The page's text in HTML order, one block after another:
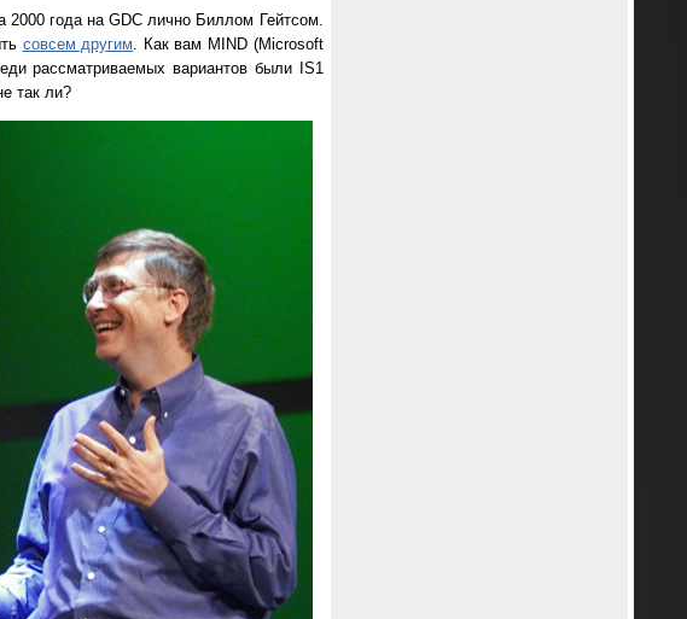
2000 года на GDC лично Биллом Гейтсом.
совсем другим. Как вам MIND (Microsoft
рассматриваемых вариантов были IS1
так ли?